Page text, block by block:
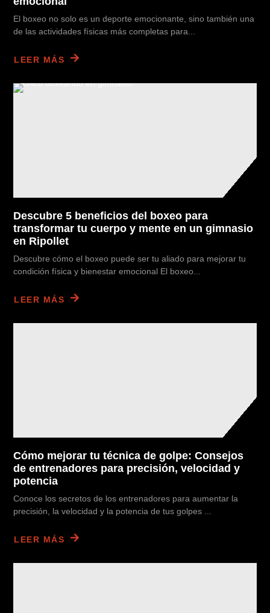
El boxeo no solo es un deporte emocionante, sino también una
de las actividades físicas más completas para...
LEER MÁS
Descubre 5 beneficios del boxeo para
transformar tu cuerpo y mente en un gimnasio
en Ripollet
Descubre cómo el boxeo puede ser tu aliado para mejorar tu
condición física y bienestar emocional El boxeo...
LEER MÁS
Cómo mejorar tu técnica de golpe: Consejos
de entrenadores para precisión, velocidad y
potencia
Conoce los secretos de los entrenadores para aumentar la
precisión, la velocidad y la potencia de tus golpes ...
LEER MÁS